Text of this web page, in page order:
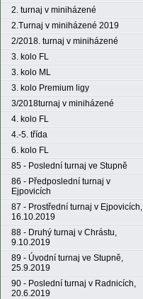
2. turnaj v miniházené
2.Turnaj v miniházené 2019
2/2018. turnaj v miniházené
3. kolo FL
3. kolo ML
3. kolo Premium ligy
3/2018turnaj v miniházené
4. kolo FL
4.-5. třída
6. kolo FL
85 - Poslední turnaj ve Stupně
86 - Předposlední turnaj v
Ejpovicích
87 - Prostřední turnaj v Ejpovicích,
16.10.2019
88 - Druhý turnaj v Chrástu,
9.10.2019
89 - Úvodní turnaj ve Stupně,
25.9.2019
90 - Poslední turnaj v Radnicích,
20.6.2019